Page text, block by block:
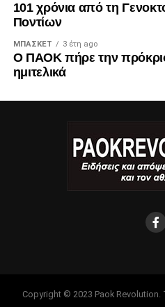
101 χρόνια από τη
Ποντίων
ΜΠΆΣΚΕΤ 3 έτη ago
Ο ΠΑΟΚ πήρε την
ημιτελικά
Copyright © 2023 Paok